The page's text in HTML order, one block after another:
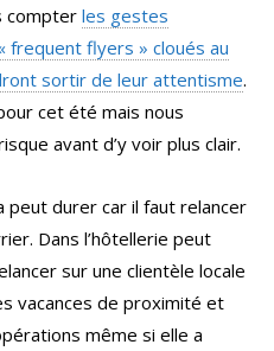
compter les gestes
frequent flyers » cloués au
sortir de leur attentisme.
cet été mais nous
avant d’y voir plus clair.
peut durer car il faut relancer
Dans l’hôtellerie peut
sur une clientèle locale
vacances de proximité et
même si elle a